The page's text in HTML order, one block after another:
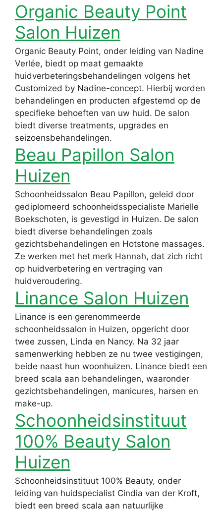
Organic Beauty Point
Salon Huizen
Organic Beauty Point, onder leiding van Nadine
Verlée, biedt op maat gemaakte
huidverbeteringsbehandelingen volgens het
Customized by Nadine-concept. Hierbij worden
behandelingen en producten afgestemd op de
specifieke behoeften van uw huid. De salon
biedt diverse treatments, upgrades en
seizoensbehandelingen.
Beau Papillon Salon
Huizen
Schoonheidssalon Beau Papillon, geleid door
gediplomeerd schoonheidsspecialiste Marielle
Boekschoten, is gevestigd in Huizen. De salon
biedt diverse behandelingen zoals
gezichtsbehandelingen en Hotstone massages.
Ze werken met het merk Hannah, dat zich richt
op huidverbetering en vertraging van
huidveroudering.
Linance Salon Huizen
Linance is een gerenommeerde
schoonheidssalon in Huizen, opgericht door
twee zussen, Linda en Nancy. Na 32 jaar
samenwerking hebben ze nu twee vestigingen,
beide naast hun woonhuizen. Linance biedt een
breed scala aan behandelingen, waaronder
gezichtsbehandelingen, manicures, harsen en
make-up.
Schoonheidsinstituut
100% Beauty Salon
Huizen
Schoonheidsinstituut 100% Beauty, onder
leiding van huidspecialist Cindia van der Kroft,
biedt een breed scala aan natuurlijke